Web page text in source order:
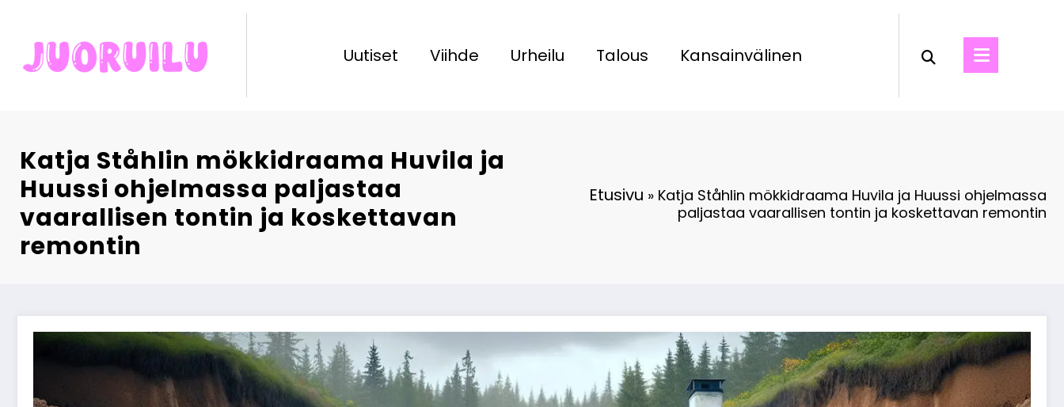
content
Uutiset Viihde Urheilu Talous Kansainvälinen
Katja Ståhlin mökkidraama Huvila ja
Huussi ohjelmassa paljastaa
vaarallisen tontin ja koskettavan
remontin
Etusivu » Katja Ståhlin mökkidraama Huvila ja Huussi ohjelmassa
paljastaa vaarallisen tontin ja koskettavan remontin